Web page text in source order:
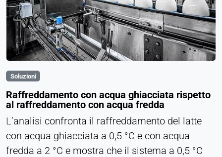
Soluzioni
Raffreddamento con acqua ghiacciata rispetto
al raffreddamento con acqua fredda
L’analisi confronta il raffreddamento del latte
con acqua ghiacciata a 0,5 °C e con acqua
fredda a 2 °C e mostra che il sistema a 0,5 °C